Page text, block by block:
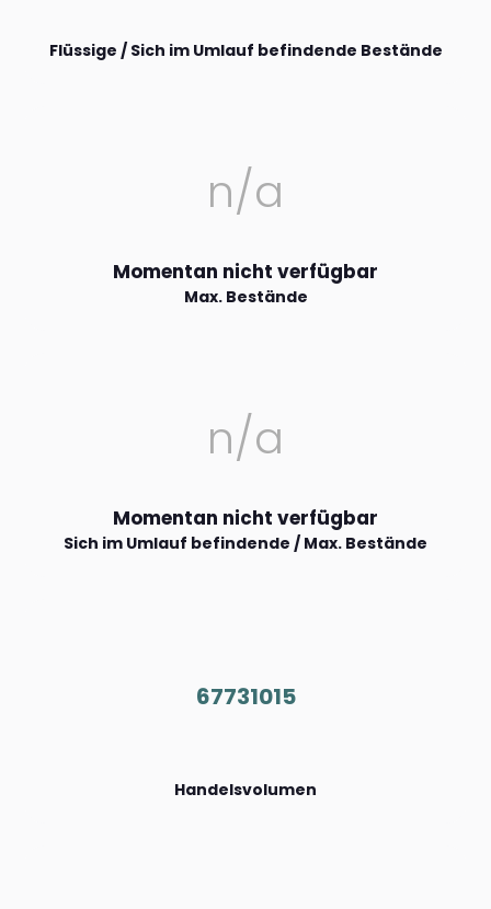
Flüssige / Sich im Umlauf befindende Bestände
n/a
Momentan nicht verfügbar
Max. Bestände
n/a
Momentan nicht verfügbar
Sich im Umlauf befindende / Max. Bestände
67731015
Handelsvolumen